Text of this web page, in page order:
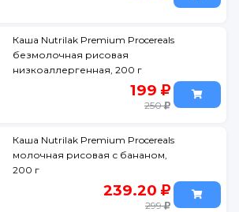
Каша Nutrilak Premium Procereals
безмолочная рисовая
низкоаллергенная, 200 г
199
250
Каша Nutrilak Premium Procereals
молочная рисовая с бананом,
200 г
239.20
299